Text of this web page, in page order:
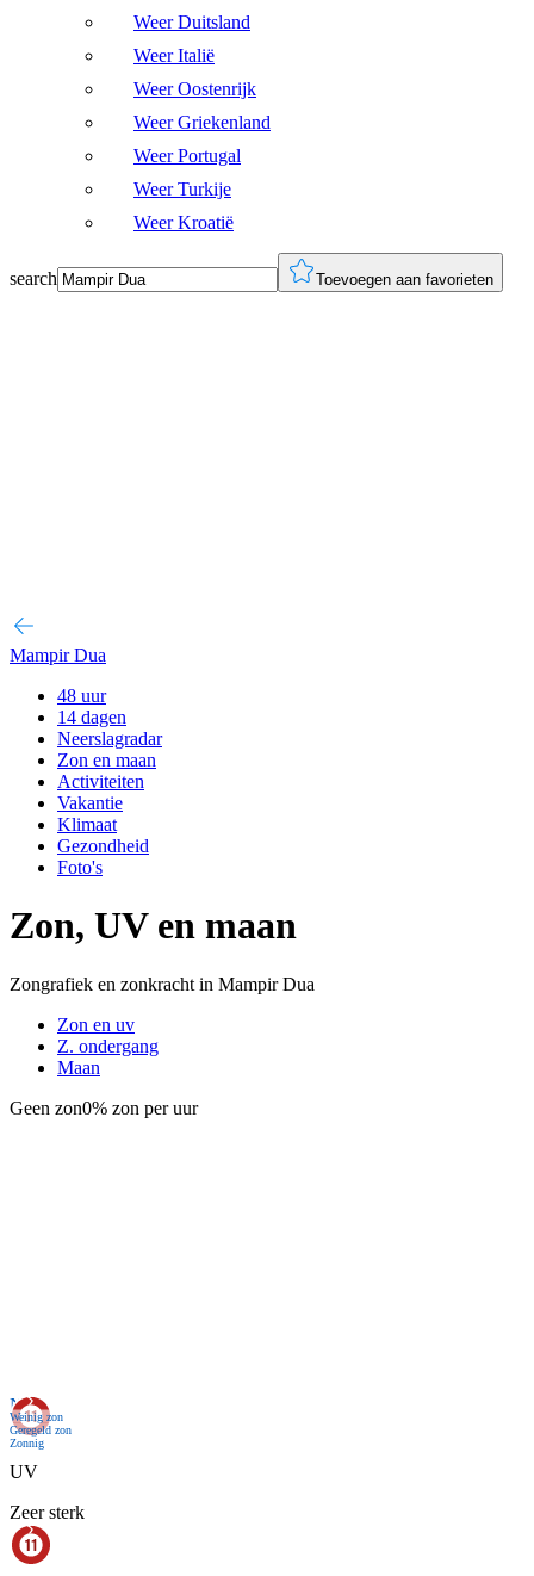
Weer Duitsland
Weer Italië
Weer Oostenrijk
Weer Griekenland
Weer Portugal
Weer Turkije
Weer Kroatië
search Toevoegen aan favorieten
Mampir Dua
48 uur
14 dagen
Neerslagradar
Zon en maan
Activiteiten
Vakantie
Klimaat
Gezondheid
Foto's
Zon, UV en maan
Zongrafiek en zonkracht in Mampir Dua
Zon en uv
Z. ondergang
Maan
Geen zon0% zon per uur
Nu
Weinig zon
Geregeld zon
Zonnig
UV
Zeer sterk